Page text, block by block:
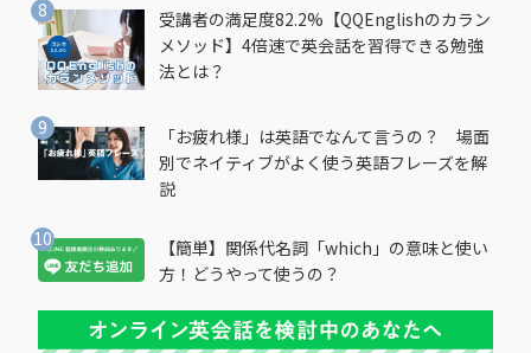
受講者の満足度82.2%【QQEnglishのカラン
メソッド】4倍速で英会話を習得できる勉強
法とは？
「お疲れ様」は英語でなんて言うの？ 場面
別でネイティブがよく使う英語フレーズを解
説
【簡単】関係代名詞「which」の意味と使い
方！どうやって使うの？